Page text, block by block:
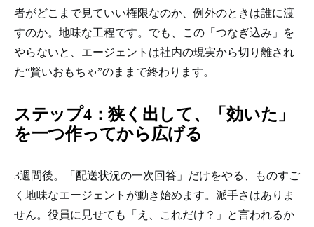
者がどこまで見ていい権限なのか、例外のときは誰に渡
すのか。地味な工程です。でも、この「つなぎ込み」を
やらないと、エージェントは社内の現実から切り離され
た“賢いおもちゃ”のままで終わります。
ステップ4：狭く出して、「効いた」
を一つ作ってから広げる
3週間後。「配送状況の一次回答」だけをやる、ものすご
く地味なエージェントが動き始めます。派手さはありま
せん。役員に見せても「え、これだけ？」と言われるか